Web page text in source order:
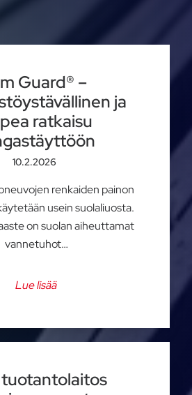
Guard® –
ja
ratkaisu
10.2.2026
renkaiden painon
usein suolaliuosta.
on suolan aiheuttamat
vannetuhot…
Lue lisää
tuotantolaitos